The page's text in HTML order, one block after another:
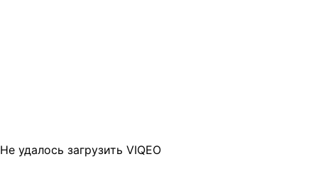
Не удалось загрузить VIQEO